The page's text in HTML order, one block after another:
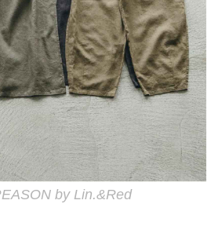
by Lin.&Red